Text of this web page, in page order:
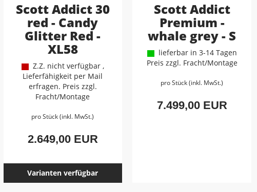
Scott Addict 30
red - Candy
Glitter Red -
XL58
Z.Z. nicht verfügbar ,
Lieferfähigkeit per Mail
erfragen. Preis zzgl.
Fracht/Montage
pro Stück (inkl. MwSt.)
2.649,00 EUR
Varianten verfügbar
Scott Addict
Premium -
whale grey - S
lieferbar in 3-14 Tagen
Preis zzgl. Fracht/Montage
pro Stück (inkl. MwSt.)
7.499,00 EUR